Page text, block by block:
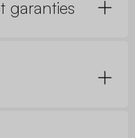
garanties